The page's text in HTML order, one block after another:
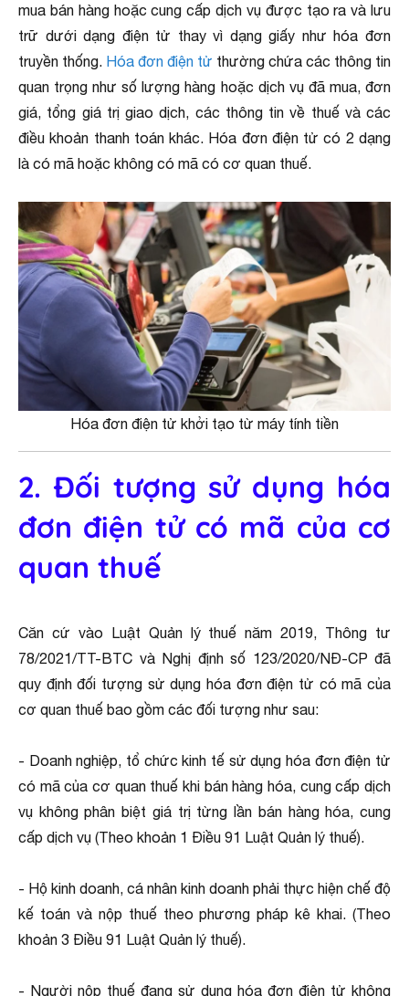
mua bán hàng hoặc cung cấp dịch vụ được tạo ra và lưu
trữ dưới dạng điện tử thay vì dạng giấy như hóa đơn
truyền thống. Hóa đơn điện tử thường chứa các thông tin
quan trọng như số lượng hàng hoặc dịch vụ đã mua, đơn
giá, tổng giá trị giao dịch, các thông tin về thuế và các
điều khoản thanh toán khác. Hóa đơn điện tử có 2 dạng
là có mã hoặc không có mã có cơ quan thuế.
Hóa đơn điện tử khởi tạo từ máy tính tiền
2. Đối tượng sử dụng hóa
đơn điện tử có mã của cơ
quan thuế
Căn cứ vào Luật Quản lý thuế năm 2019, Thông tư
78/2021/TT-BTC và Nghị định số 123/2020/NĐ-CP đã
quy định đối tượng sử dụng hóa đơn điện tử có mã của
cơ quan thuế bao gồm các đối tượng như sau:
- Doanh nghiệp, tổ chức kinh tế sử dụng hóa đơn điện tử
có mã của cơ quan thuế khi bán hàng hóa, cung cấp dịch
vụ không phân biệt giá trị từng lần bán hàng hóa, cung
cấp dịch vụ (Theo khoản 1 Điều 91 Luật Quản lý thuế).
- Hộ kinh doanh, cá nhân kinh doanh phải thực hiện chế độ
kế toán và nộp thuế theo phương pháp kê khai. (Theo
khoản 3 Điều 91 Luật Quản lý thuế).
- Người nộp thuế đang sử dụng hóa đơn điện tử không